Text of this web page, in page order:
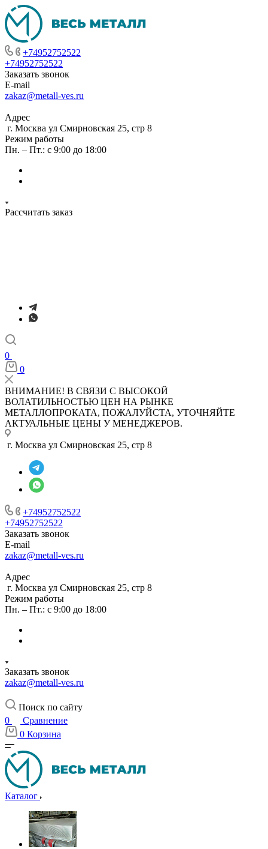
+74952752522
+74952752522
Заказать звонок
E-mail
zakaz@metall-ves.ru
Адрес
г. Москва ул Смирновская 25, стр 8
Режим работы
Пн. – Пт.: с 9:00 до 18:00
Рассчитать заказ
0
0
ВНИМАНИЕ! В СВЯЗИ С ВЫСОКОЙ
ВОЛАТИЛЬНОСТЬЮ ЦЕН НА РЫНКЕ
МЕТАЛЛОПРОКАТА, ПОЖАЛУЙСТА, УТОЧНЯЙТЕ
АКТУАЛЬНЫЕ ЦЕНЫ У МЕНЕДЖЕРОВ.
г. Москва ул Смирновская 25, стр 8
+74952752522
+74952752522
Заказать звонок
E-mail
zakaz@metall-ves.ru
Адрес
г. Москва ул Смирновская 25, стр 8
Режим работы
Пн. – Пт.: с 9:00 до 18:00
Заказать звонок
zakaz@metall-ves.ru
Поиск по сайту
0
Сравнение
0 Корзина
Каталог